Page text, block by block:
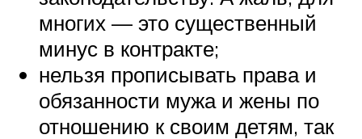
многих — это существенный
минус в контракте;
нельзя прописывать права и
обязанности мужа и жены по
отношению к своим детям, так